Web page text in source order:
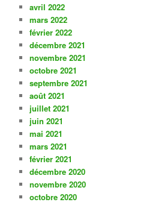
avril 2022
mars 2022
février 2022
décembre 2021
novembre 2021
octobre 2021
septembre 2021
août 2021
juillet 2021
juin 2021
mai 2021
mars 2021
février 2021
décembre 2020
novembre 2020
octobre 2020